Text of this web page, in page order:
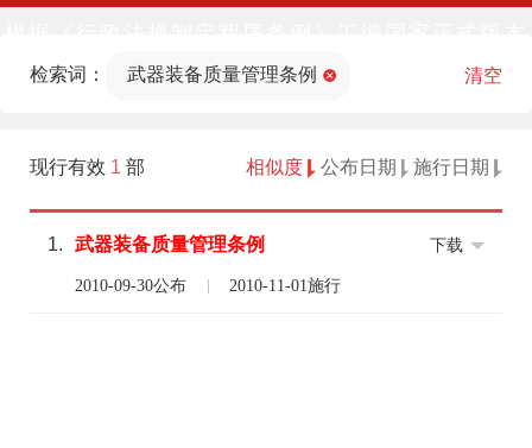
法部官网)同步公布
检索词： 武器装备质量管理条例 清空
现行有效 1 部 相似度 公布日期 施行日期
1. 武器装备质量管理条例
2010-09-30公布 2010-11-01施行
下载